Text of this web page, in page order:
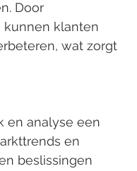
Door
klanten
wat zorgt
en analyse een
en
beslissingen